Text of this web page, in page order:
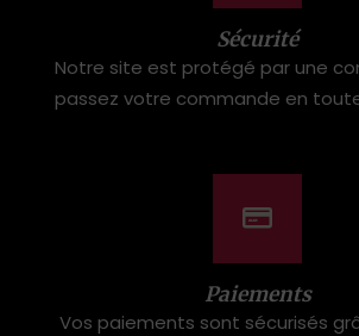
Sécurité
Notre site est protégé par une
passez votre commande en
Paiements
Vos paiements sont sécurisés